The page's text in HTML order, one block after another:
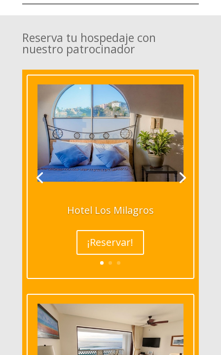
Reserva tu hospedaje con
nuestro patrocinador
Hotel Los Milagros
¡Reservar!